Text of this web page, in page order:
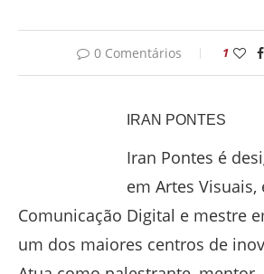
0 Comentários 1
IRAN PONTES
Iran Pontes é
em Artes
Comunicação Digital e mestre
um dos maiores centros de